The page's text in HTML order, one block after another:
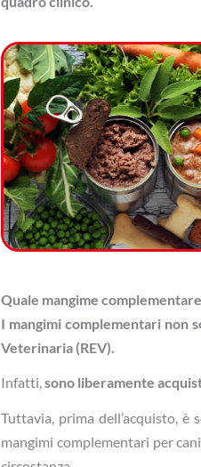
Quale mangime
I mangimi complementari non
Veterinaria (REV).
Infatti,sono liberamente
Tuttavia, prima dell’acquisto, è
mangimi complementari per